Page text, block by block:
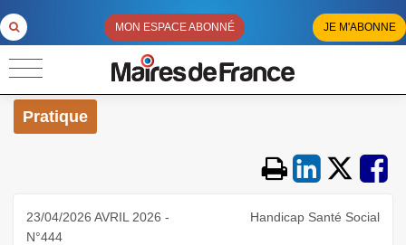
MON ESPACE ABONNÉ JE M'ABONNE
Pratique
23/04/2026 AVRIL 2026 -
N°444
Handicap Santé Social